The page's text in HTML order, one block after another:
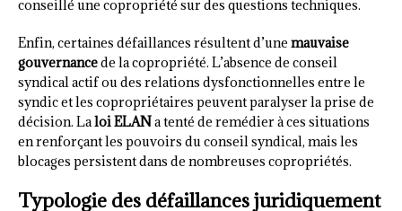
conseillé une copropriété sur des questions techniques.
Enfin, certaines défaillances résultent d’une mauvaise
gouvernancede la copropriété. L’absence de conseil
syndical actif ou des relations dysfonctionnelles entre le
syndic et les copropriétaires peuvent paralyser la prise de
décision. Laloi ELANa tenté de remédier à ces situations
en renforçant les pouvoirs du conseil syndical, mais les
blocages persistent dans de nombreuses copropriétés.
Typologie des défaillances juridiquement